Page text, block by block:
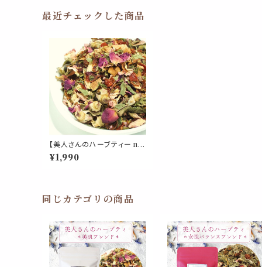
最近チェックした商品
【美人さんのハーブティー no.
8】美人 美肌 ブレンド リーフ
50g ビタミンC ローズヒップ
フト 贈り物 ご自愛 プレゼント
リラックス
¥1,990
同じカテゴリの商品